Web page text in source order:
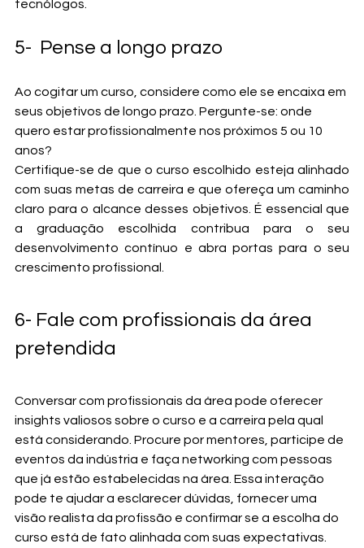
tecnólogos.
5-  Pense a longo prazo
Ao cogitar um curso, considere como ele se encaixa em
seus objetivos de longo prazo. Pergunte-se: onde
quero estar profissionalmente nos próximos 5 ou 10
anos?
Certifique-se de que o curso escolhido esteja alinhado
com suas metas de carreira e que ofereça um caminho
claro para o alcance desses objetivos. É essencial que
a graduação escolhida contribua para o seu
desenvolvimento contínuo e abra portas para o seu
crescimento profissional.
6- Fale com profissionais da área
pretendida
Conversar com profissionais da área pode oferecer
insights valiosos sobre o curso e a carreira pela qual
está considerando. Procure por mentores, participe de
eventos da indústria e faça networking com pessoas
que já estão estabelecidas na área. Essa interação
pode te ajudar a esclarecer dúvidas, fornecer uma
visão realista da profissão e confirmar se a escolha do
curso está de fato alinhada com suas expectativas.